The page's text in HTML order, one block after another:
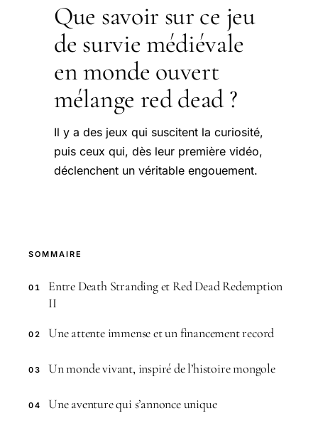
Que savoir sur ce jeu
de survie médiévale
en monde ouvert
mélange red dead ?
Il y a des jeux qui suscitent la curiosité,
puis ceux qui, dès leur première vidéo,
déclenchent un véritable engouement.
SOMMAIRE
01
Entre Death Stranding et Red Dead Redemption
II
02 Une attente immense et un financement record
03 Un monde vivant, inspiré de l’histoire mongole
04 Une aventure qui s’annonce unique